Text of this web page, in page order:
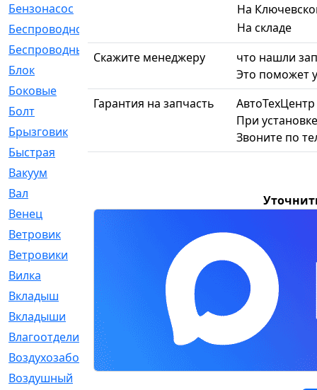
Бензонасос
Беспроводное
Беспроводные
Блок
Боковые
[4]
Болт
[247]
Брызговик
Быстрая
[2]
Вакуум
Вал
Венец
[16]
Ветровик
Ветровики
Вилка
Вкладыш
Вкладыши
Влагоотделитель
Воздухозаборник
Воздушный
На
На складе
Скажите менеджеру
что нашли
Это поможет
Гарантия на запчасть
При
Звоните по